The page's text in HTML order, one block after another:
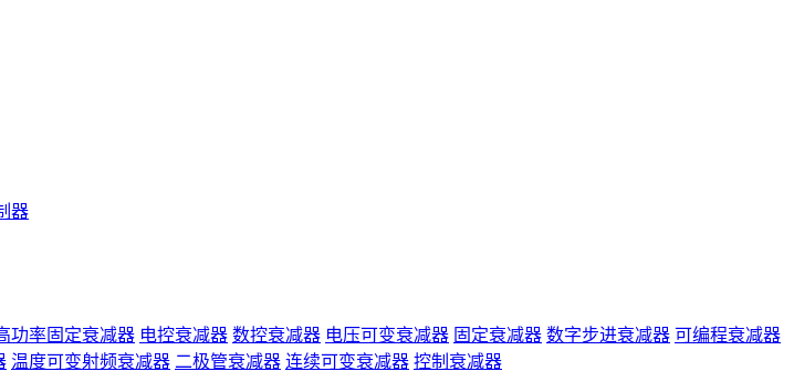
器
功率固定衰减器 电控衰减器 数控衰减器 电压可变衰减器 固定衰减器 数字步进衰减器 可编程衰减器
温度可变射频衰减器 二极管衰减器 连续可变衰减器 控制衰减器